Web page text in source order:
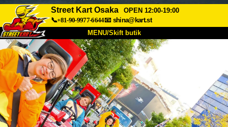
Street Kart Osaka
OPEN 12:00-19:00
📞+81-90-9977-6644📧 shina@kart.st
MENU/Skift butik
TOP
Om Specifikationer
Adgang Stemme
Virksomhed Booking
Skift butik